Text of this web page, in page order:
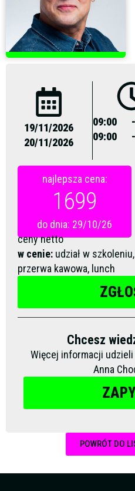
19/11/2026
20/11/2026
09:00
09:00
najlepsza cena:
1699
do dnia: 29/10/26
ceny netto
w cenie: udział w
przerwa kawowa, lunch
Chcesz
Więcej informacji
Anna
POWRÓT DO